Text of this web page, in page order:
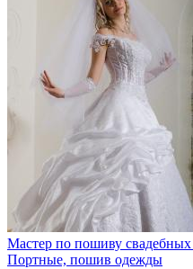
Мастер по пошиву свадебных
Портные, пошив одежды